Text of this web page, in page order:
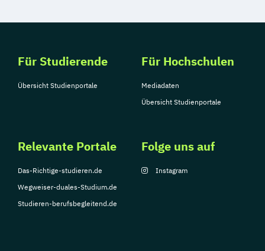
Für Studierende
Übersicht Studienportale
Für Hochschulen
Mediadaten
Übersicht Studienportale
Relevante Portale
Das-Richtige-studieren.de
Wegweiser-duales-Studium.de
Studieren-berufsbegleitend.de
Folge uns auf
Instagram